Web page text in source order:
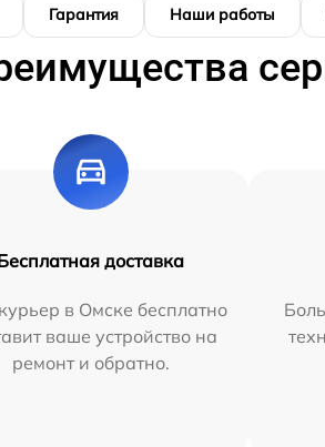
Гарантия Наши работы
доставка
в Омске бесплатно
ваше устройство на
ремонт и обратно.